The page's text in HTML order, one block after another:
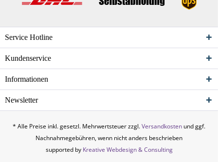
Service Hotline
Kundenservice
Informationen
Newsletter
* Alle Preise inkl. gesetzl. Mehrwertsteuer zzgl.Versandkosten und ggf.
Nachnahmegebühren, wenn nicht anders beschrieben
supported by Kreative Webdesign & Consulting